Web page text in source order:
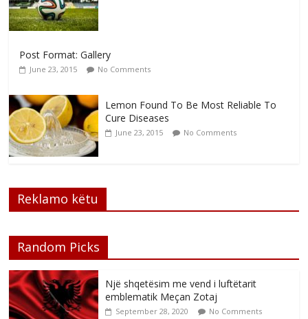
Post Format: Gallery
June 23, 2015 No Comments
Lemon Found To Be Most Reliable To
Cure Diseases
June 23, 2015 No Comments
Reklamo këtu
Random Picks
Një shqetësim me vend i luftëtarit
emblematik Meçan Zotaj
September 28, 2020 No Comments